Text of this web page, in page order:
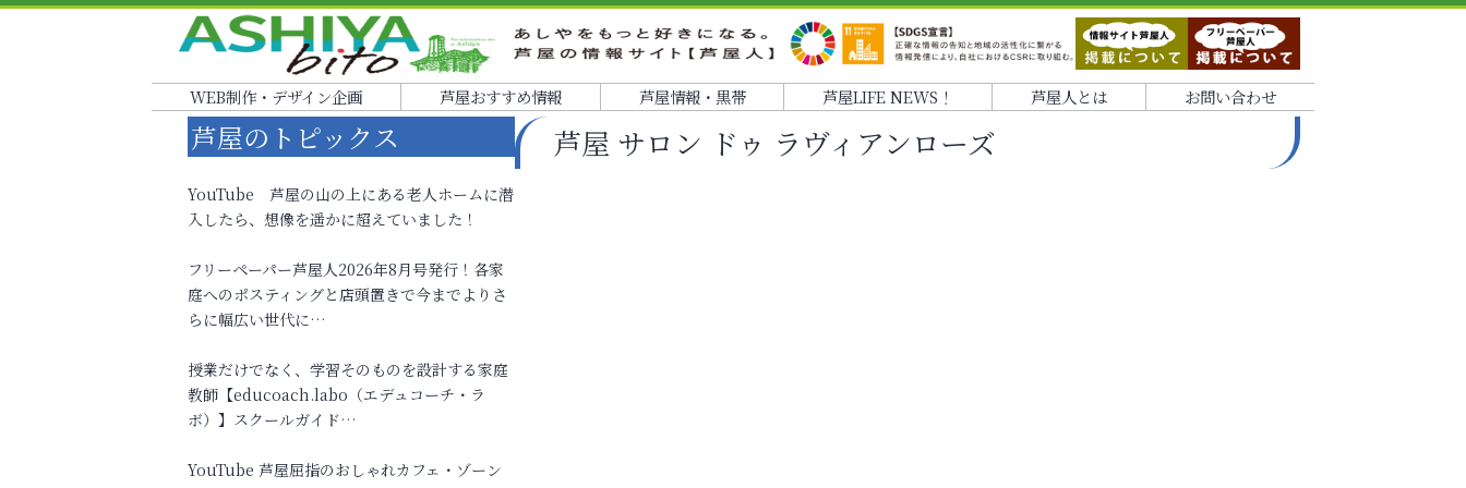
WEB制作・デザイン企画 芦屋おすすめ情報 芦屋情報・黒帯 芦屋LIFE NEWS！ 芦屋人とは お問い合わせ
芦屋 サロン ドゥ ラヴィアンローズ
芦屋のトピックス
YouTube 芦屋の山の上にある老人ホームに潜
入したら、想像を遥かに超えていました！
フリーペーパー芦屋人2026年8月号発行！各家
庭へのポスティングと店頭置きで今までよりさ
らに幅広い世代に…
授業だけでなく、学習そのものを設計する家庭
教師【educoach.labo（エデュコーチ・ラ
ボ）】スクールガイド…
YouTube 芦屋屈指のおしゃれカフェ・ゾーン